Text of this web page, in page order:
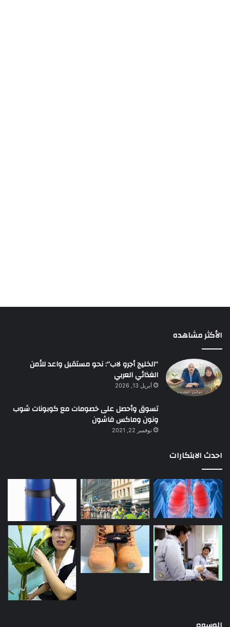
الأكثر مشاهده
“الخليج أجرو لاب”: نحو مستقبل واعد للأمن
الغذائي العربي
أبريل 13, 2026
تسوق وأحصل على خصومات مع كوبونات شوب
ونون وماكس فاشون
نوفمبر 22, 2021
احدث الابتكارات